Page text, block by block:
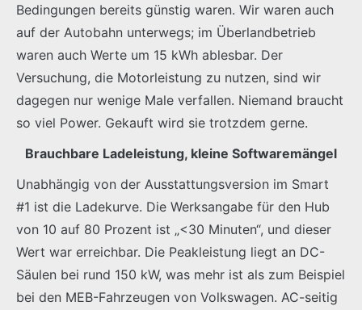
Bedingungen bereits günstig waren. Wir waren auch
auf der Autobahn unterwegs; im Überlandbetrieb
waren auch Werte um 15 kWh ablesbar. Der
Versuchung, die Motorleistung zu nutzen, sind wir
dagegen nur wenige Male verfallen. Niemand braucht
so viel Power. Gekauft wird sie trotzdem gerne.
Brauchbare Ladeleistung, kleine Softwaremängel
Unabhängig von der Ausstattungsversion im Smart
#1 ist die Ladekurve. Die Werksangabe für den Hub
von 10 auf 80 Prozent ist „<30 Minuten“, und dieser
Wert war erreichbar. Die Peakleistung liegt an DC-
Säulen bei rund 150 kW, was mehr ist als zum Beispiel
bei den MEB-Fahrzeugen von Volkswagen. AC-seitig